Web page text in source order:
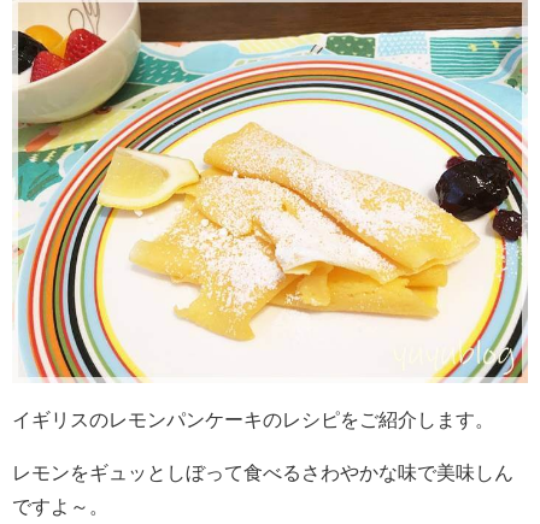
イギリスのレモンパンケーキのレシピをご紹介します。
レモンをギュッとしぼって食べるさわやかな味で美味しん
ですよ～。